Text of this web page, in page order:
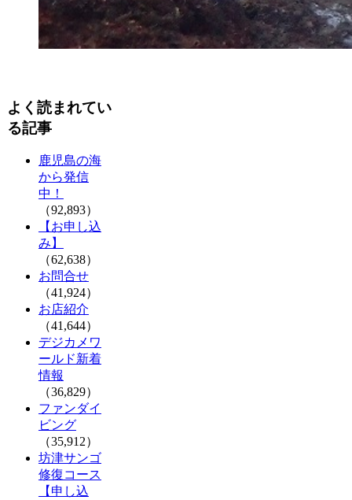
よく読まれてい
る記事
鹿児島の海
から発信
中！
（92,893）
【お申し込
み】
（62,638）
お問合せ
（41,924）
お店紹介
（41,644）
デジカメワ
ールド新着
情報
（36,829）
ファンダイ
ビング
（35,912）
坊津サンゴ
修復コース
【申し込